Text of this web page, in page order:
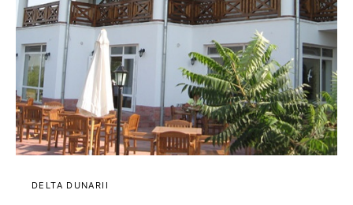
DELTA DUNARII